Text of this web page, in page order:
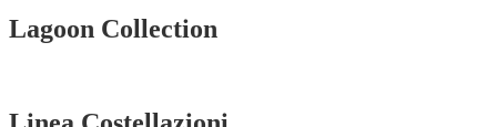
Lagoon Collection